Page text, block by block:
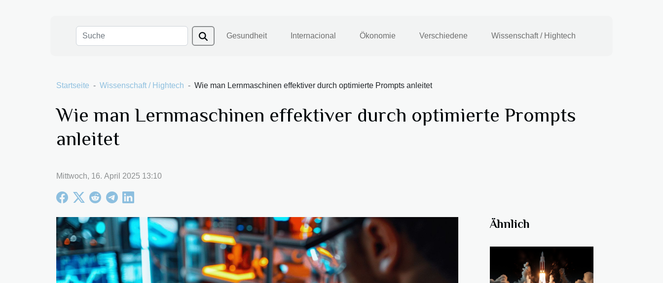
Gesundheit Internacional Ökonomie Verschiedene Wissenschaft / Hightech
Startseite Wissenschaft / Hightech Wie man Lernmaschinen effektiver durch optimierte Prompts anleitet
Wie man Lernmaschinen effektiver durch optimierte Prompts
anleitet
Mittwoch, 16. April 2025 13:10
Ähnlich